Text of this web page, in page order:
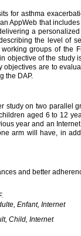
for asthma
AppWeb that
a
the level of
groups of the
objective of the study
are to
the DAP.
study on two parallel
aged 6 to 12
year and an
arm will have, in
and better
Enfant, Internet
Child, Internet